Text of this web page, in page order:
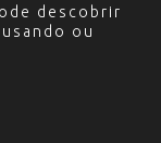
os direitos
descobrir
ou